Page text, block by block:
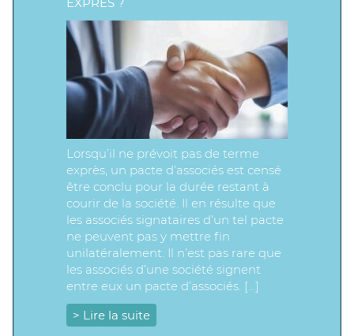
Lorsqu’il ne prévoit pas de terme
exprès, un pacte d’associés est censé
être conclu pour la durée restant à
courir de la société. Il en résulte que
les associés signataires d’un tel pacte
ne peuvent pas y mettre fin
unilatéralement. Il n’est pas rare que
les associés d’une société signent
entre eux un pacte d’associés. […]
> Lire la suite